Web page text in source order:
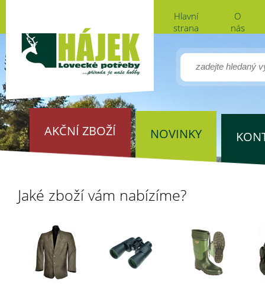
Hlavní
strana
O
nás
AKČNÍ ZBOŽÍ NOVINKY
Jaké zboží vám nabízíme?